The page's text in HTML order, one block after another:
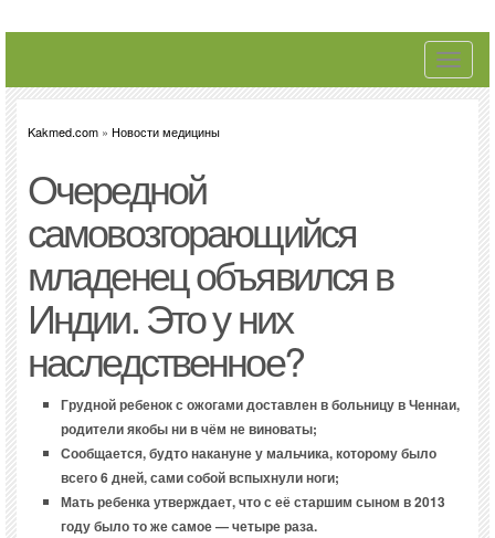
Toggle
Kakmed.com » Новости медицины
Очередной
самовозгорающийся
младенец объявился в
Индии. Это у них
наследственное?
Грудной ребенок с ожогами доставлен в больницу в Ченнаи,
родители якобы ни в чём не виноваты;
Сообщается, будто накануне у мальчика, которому было
всего 6 дней, сами собой вспыхнули ноги;
Мать ребенка утверждает, что с её старшим сыном в 2013
году было то же самое — четыре раза.